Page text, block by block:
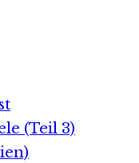
(Teil 3)